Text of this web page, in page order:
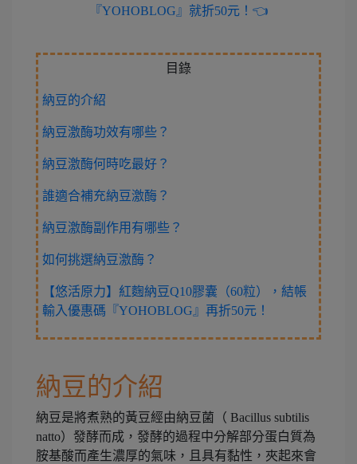
『YOHOBLOG』就折50元！👈
目錄
納豆的介紹
納豆激酶功效有哪些？
納豆激酶何時吃最好？
誰適合補充納豆激酶？
納豆激酶副作用有哪些？
如何挑選納豆激酶？
【悠活原力】紅麴納豆Q10膠囊（60粒），結帳
輸入優惠碼『YOHOBLOG』再折50元！
納豆的介紹
納豆是將煮熟的黃豆經由納豆菌（ Bacillus subtilis
natto）發酵而成，發酵的過程中分解部分蛋白質為
胺基酸而產生濃厚的氣味，且具有黏性，夾起來會